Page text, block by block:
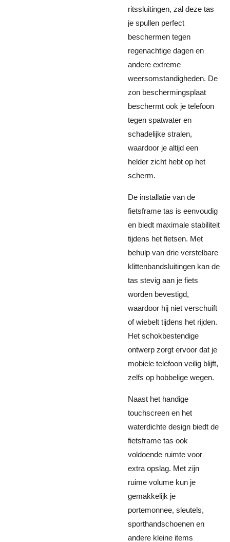
ritssluitingen, zal deze tas
je spullen perfect
beschermen tegen
regenachtige dagen en
andere extreme
weersomstandigheden. De
zon beschermingsplaat
beschermt ook je telefoon
tegen spatwater en
schadelijke stralen,
waardoor je altijd een
helder zicht hebt op het
scherm.
De installatie van de
fietsframe tas is eenvoudig
en biedt maximale stabiliteit
tijdens het fietsen. Met
behulp van drie verstelbare
klittenbandsluitingen kan de
tas stevig aan je fiets
worden bevestigd,
waardoor hij niet verschuift
of wiebelt tijdens het rijden.
Het schokbestendige
ontwerp zorgt ervoor dat je
mobiele telefoon veilig blijft,
zelfs op hobbelige wegen.
Naast het handige
touchscreen en het
waterdichte design biedt de
fietsframe tas ook
voldoende ruimte voor
extra opslag. Met zijn
ruime volume kun je
gemakkelijk je
portemonnee, sleutels,
sporthandschoenen en
andere kleine items